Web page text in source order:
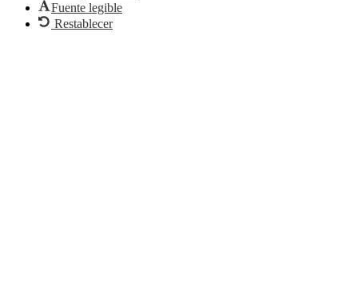
Fuente legible
Restablecer